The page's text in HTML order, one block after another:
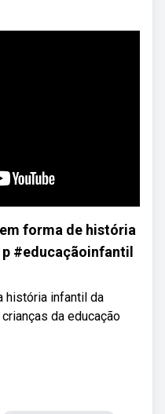
forma de história
#educaçãoinfantil
história infantil da
da educação